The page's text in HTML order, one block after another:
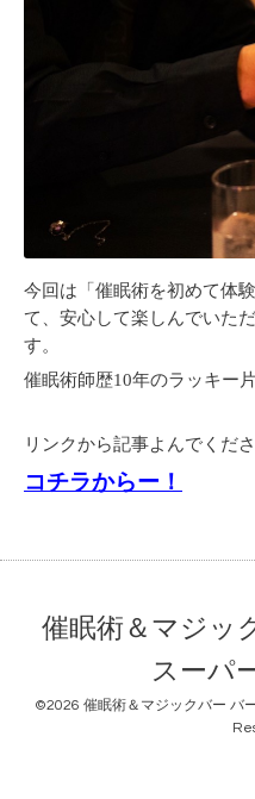
今回は「催眠術を初めて体
て、安心して楽しんでいた
す。
催眠術師歴10年のラッキー
リンクから記事よんでくだ
コチラからー！
催眠術＆マジッ
スーパ
©2026 催眠術＆マジックバー バ